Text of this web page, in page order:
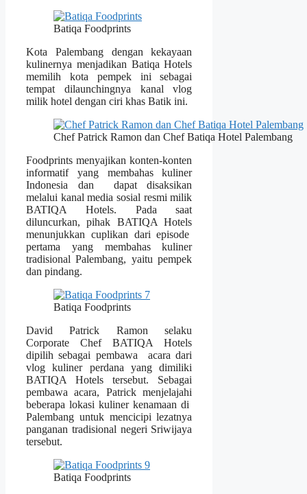
Batiqa Foodprints
Kota Palembang dengan kekayaan
kulinernya menjadikan Batiqa Hotels
memilih kota pempek ini sebagai
tempat dilaunchingnya kanal vlog
milik hotel dengan ciri khas Batik ini.
Chef Patrick Ramon dan Chef Batiqa Hotel Palembang
Foodprints menyajikan konten-konten
informatif yang membahas kuliner
Indonesia dan dapat disaksikan
melalui kanal media sosial resmi milik
BATIQA Hotels. Pada saat
diluncurkan, pihak BATIQA Hotels
menunjukkan cuplikan dari episode
pertama yang membahas kuliner
tradisional Palembang, yaitu pempek
dan pindang.
Batiqa Foodprints
David Patrick Ramon selaku
Corporate Chef BATIQA Hotels
dipilih sebagai pembawa acara dari
vlog kuliner perdana yang dimiliki
BATIQA Hotels tersebut. Sebagai
pembawa acara, Patrick menjelajahi
beberapa lokasi kuliner kenamaan di
Palembang untuk mencicipi lezatnya
panganan tradisional negeri Sriwijaya
tersebut.
Batiqa Foodprints